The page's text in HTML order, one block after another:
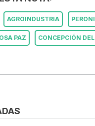
AGROINDUSTRIA
PAZ CONCEPCIÓN